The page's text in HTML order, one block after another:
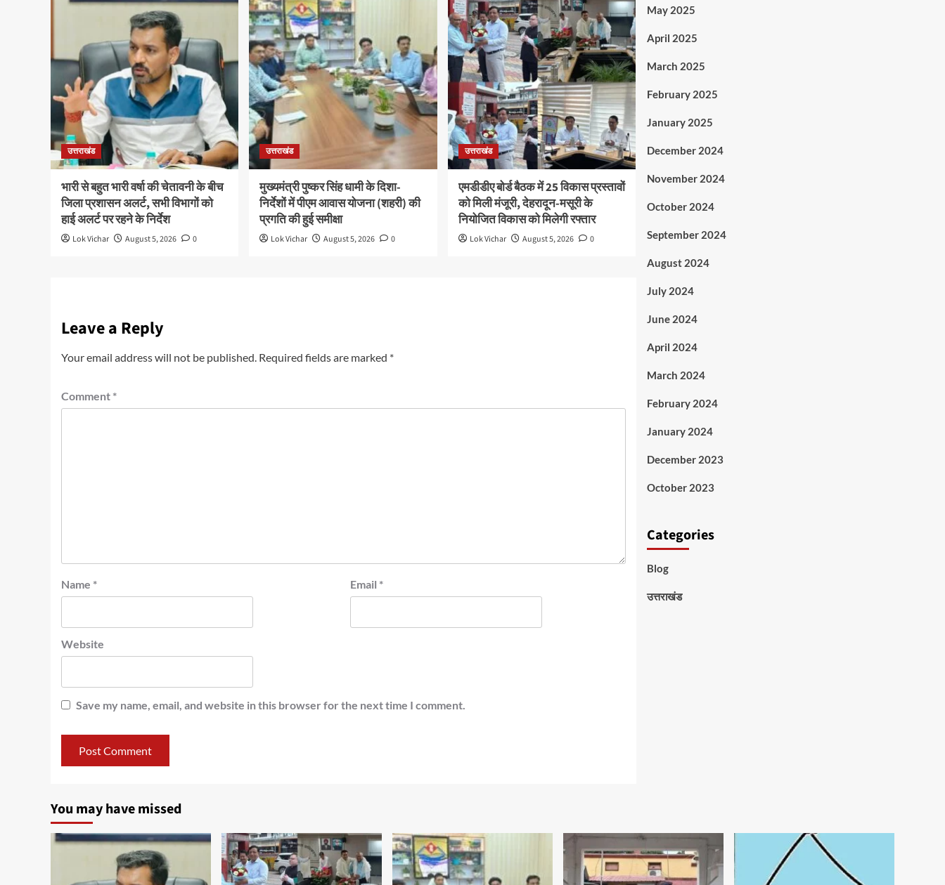
उत्तराखंड
भारी से बहुत भारी वर्षा की चेतावनी के बीच
जिला प्रशासन अलर्ट, सभी विभागों को
हाई अलर्ट पर रहने के निर्देश
Lok Vichar August 5, 2026 0
उत्तराखंड
मुख्यमंत्री पुष्कर सिंह धामी के दिशा-
निर्देशों में पीएम आवास योजना (शहरी) की
प्रगति की हुई समीक्षा
Lok Vichar August 5, 2026 0
उत्तराखंड
एमडीडीए बोर्ड बैठक में 25 विकास प्रस्तावों
को मिली मंजूरी, देहरादून-मसूरी के
नियोजित विकास को मिलेगी रफ्तार
Lok Vichar August 5, 2026 0
Leave a Reply
Your email address will not be published. Required fields are marked *
Comment *
Name * Email *
Website
Save my name, email, and website in this browser for the next time I comment.
May 2025
April 2025
March 2025
February 2025
January 2025
December 2024
November 2024
October 2024
September 2024
August 2024
July 2024
June 2024
April 2024
March 2024
February 2024
January 2024
December 2023
October 2023
Categories
Blog
उत्तराखंड
You may have missed